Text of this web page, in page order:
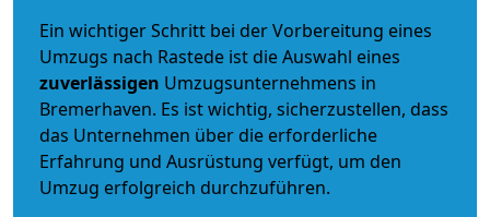
Ein wichtiger Schritt bei der Vorbereitung eines
Umzugs nach Rastede ist die Auswahl eines
zuverlässigen Umzugsunternehmens in
Bremerhaven. Es ist wichtig, sicherzustellen, dass
das Unternehmen über die erforderliche
Erfahrung und Ausrüstung verfügt, um den
Umzug erfolgreich durchzuführen.